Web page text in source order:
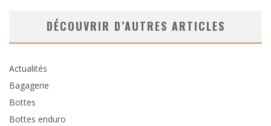
DÉCOUVRIR D’AUTRES ARTICLES
Actualités
Bagagerie
Bottes
Bottes enduro